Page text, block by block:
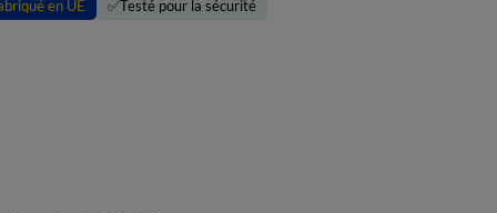
en UE ✅Testé pour la sécurité